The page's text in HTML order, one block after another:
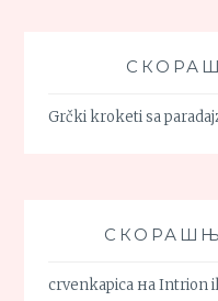
Grčki kroketi sa
crvenkapica наIntrion